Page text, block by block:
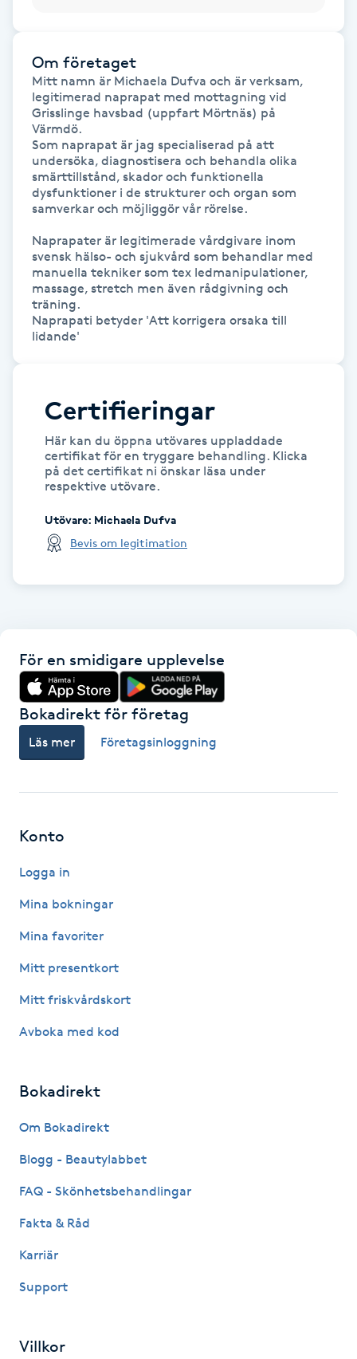
Hudföryngring
Huduppstramning
Hudvård
Hyaluronsyra
Hyperhidros
Hypnos
Hårborttagning
Hårbottenbehandling
Hälsprickor
Idrottsmassage
IPL hårborttagning
IR-massage
K18
Kemisk peeling
Keratinbehandling
Kinesiologi
Klangmassage
Klippning & Slingor
Klippning ungdom
Om företaget
Mitt namn är Michaela Dufva och är verksam,
legitimerad naprapat med mottagning vid
Grisslinge havsbad (uppfart Mörtnäs) på
Värmdö.
Som naprapat är jag specialiserad på att
undersöka, diagnostisera och behandla olika
smärttillstånd, skador och funktionella
dysfunktioner i de strukturer och organ som
samverkar och möjliggör vår rörelse.
Naprapater är legitimerade vårdgivare inom
svensk hälso- och sjukvård som behandlar med
manuella tekniker som tex ledmanipulationer,
massage, stretch men även rådgivning och
träning.
Naprapati betyder 'Att korrigera orsaka till
lidande'
Certifieringar
Här kan du öppna utövares uppladdade
certifikat för en tryggare behandling. Klicka
på det certifikat ni önskar läsa under
respektive utövare.
Utövare: Michaela Dufva
Bevis om legitimation
För en smidigare upplevelse
Bokadirekt för företag
Läs mer Företagsinloggning
Konto
Logga in
Mina bokningar
Mina favoriter
Mitt presentkort
Mitt friskvårdskort
Avboka med kod
Bokadirekt
Om Bokadirekt
Blogg - Beautylabbet
FAQ - Skönhetsbehandlingar
Fakta & Råd
Karriär
Support
Villkor